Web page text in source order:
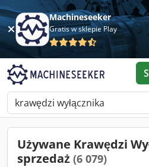
Machineseeker
Gratis w sklepie Play
Używane Krawędzi
sprzedaż (6 079)